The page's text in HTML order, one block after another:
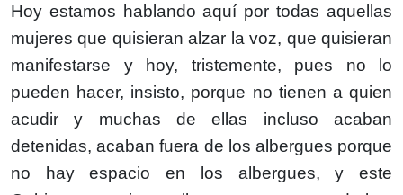
Hoy estamos hablando aquí por todas aquellas
mujeres que quisieran alzar la voz, que quisieran
manifestarse y hoy, tristemente, pues no lo
pueden hacer, insisto, porque no tienen a quien
acudir y muchas de ellas incluso acaban
detenidas, acaban fuera de los albergues porque
no hay espacio en los albergues, y este